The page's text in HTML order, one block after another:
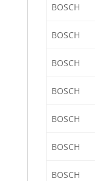
BOSCH
BOSCH
BOSCH
BOSCH
BOSCH
BOSCH
BOSCH